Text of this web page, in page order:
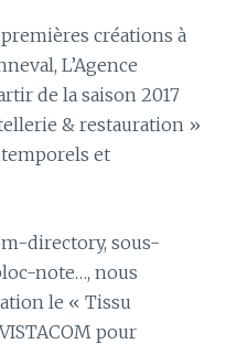
créations à
L’Agence
de la saison 2017
& restauration »
et
directory, sous-
note…, nous
le « Tissu
pour